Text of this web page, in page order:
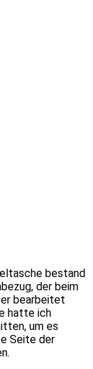
bestand
der beim
bearbeitet
hatte ich
um es
Seite der